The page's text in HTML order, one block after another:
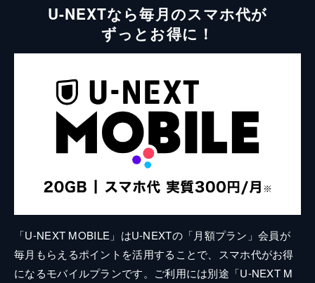
U-NEXTなら毎月のスマホ代が
ずっとお得に！
「U-NEXT MOBILE」はU-NEXTの「月額プラン」会員が
毎月もらえるポイントを活用することで、スマホ代がお得
になるモバイルプランです。ご利用には別途「U-NEXT M